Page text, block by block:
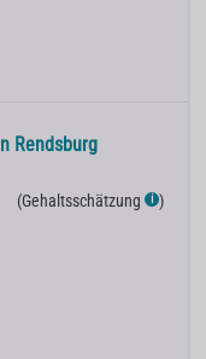
Rendsburg
(Gehaltsschätzung ℹ )